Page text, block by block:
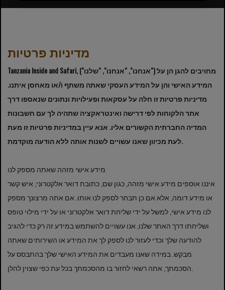
מדיניות פרטיות
Tanzania Inside and Safari, ("אנחנו", "אנחנו", "שלנו") מחויבים להגן הן על
המידע האישי והן על המידע העסקי שאתה משתף ו/או מאחסן איתנו.
מדיניות פרטיות זו חלה על עסקאות ופעילויות ונתונים שנאספו דרך
אתר הלקוחות לפי דרישה ואינטראקציה שתהיה לך עם חשבונות
המדיה החברתית הקשורים אליו. אנא עיין במדיניות פרטיות זו מעת
לעת מכיוון שאנו עשויים לשנות אותה ללא הודעה מוקדמת.
מידע אישי מזהה שאתה מספק לנו
איננו אוספים מידע אישי מזהה, כגון שם, כתובת דואר אלקטרוני, איש קשר
או מידע דומה, אלא אם כן תבחר לספק לנו אותו. אם אתה מרצונך מספק
לנו מידע אישי, למשל על ידי שליחת דואר אלקטרוני או על ידי מילוי טופס
ושליחתו דרך האתר שלנו, אנו עשויים להשתמש במידע זה רק כדי להגיב
להודעה שלך וכדי לעזור לנו לספק לך את המידע או השירותים שאתה
מבקש. במידה שאנו מעבדים את המידע האישי שלך בהתבסס על